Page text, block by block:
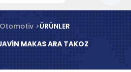
>ÜRÜNLER
MAKAS ARA TAKOZ